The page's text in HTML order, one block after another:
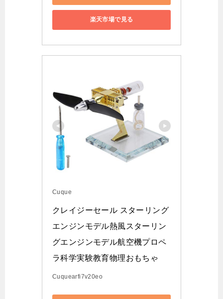
楽天市場で見る
Cuque
クレイジーセール スターリング
エンジンモデル熱風スターリン
グエンジンモデル航空機プロペ
ラ科学実験教育物理おもちゃ
Cuquearfi7v20eo